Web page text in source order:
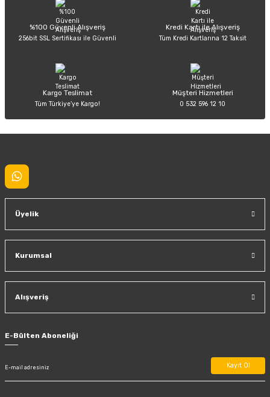
Ürün açıklamasında eksik bilgiler bulunuyor.
Ürün bilgilerinde hatalar bulunuyor.
Ürün fiyatı diğer sitelerden daha pahalı.
%100 Güvenli Alışveriş
256bit SSL Sertifikası ile Güvenli
Kredi Kartı ile Alışveriş
Tüm Kredi Kartlarına 12 Taksit
Kargo Teslimat
Tüm Türkiye’ye Kargo!
Müşteri Hizmetleri
0 532 596 12 10
Üyelik
Kurumsal
Alışveriş
E-Bülten Aboneliği
Kayıt Ol